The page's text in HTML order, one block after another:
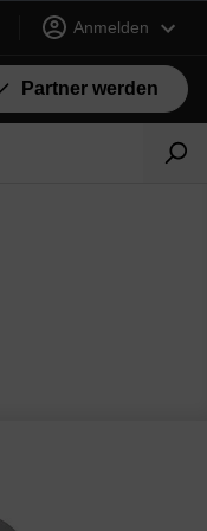
Anmelden
Partner werden